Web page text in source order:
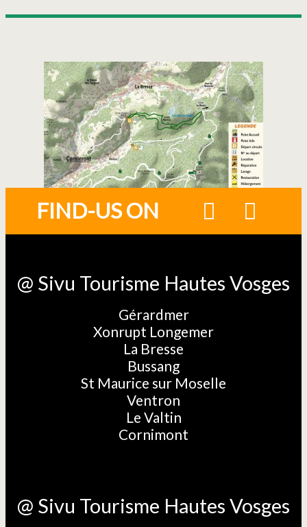
FIND-US ON
@ Sivu Tourisme Hautes Vosges
Gérardmer
Xonrupt Longemer
La Bresse
Bussang
St Maurice sur Moselle
Ventron
Le Valtin
Cornimont
@ Sivu Tourisme Hautes Vosges